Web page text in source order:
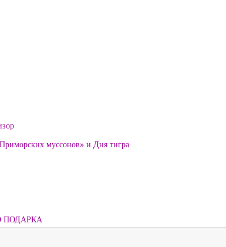
муссонов» и Дня тигра
ПОДАРКА